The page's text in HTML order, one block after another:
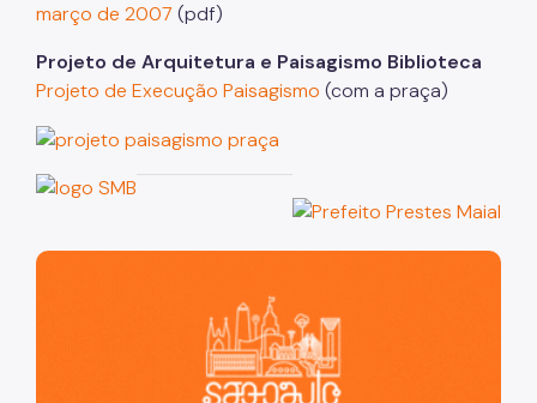
março de 2007 (pdf)
Projeto de Arquitetura e Paisagismo Biblioteca
Projeto de Execução Paisagismo (com a praça)
São Paulo, cidade inteligente, resiliente e sustentável